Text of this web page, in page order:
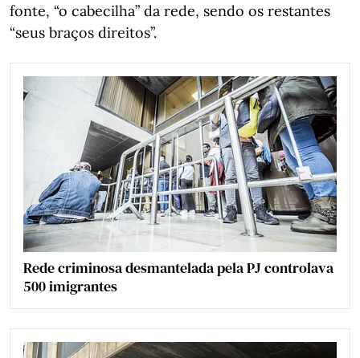
fonte, “o cabecilha” da rede, sendo os restantes
“seus braços direitos”.
Rede criminosa desmantelada pela PJ controlava
500 imigrantes